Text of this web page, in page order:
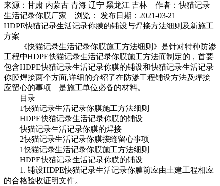
来源：甘肃 内蒙古 青海 辽宁 黑龙江 吉林 作者：快猫记录
生活记录你膜厂家 浏览：
发布日期：2021-03-21
HDPE快猫记录生活记录你膜的铺设与焊接方法细则及新施工
方案
《快猫记录生活记录你膜施工方法细则》是针对特种防渗
工程中HDPE快猫记录生活记录你膜施工方法而制定的，首要
包含HDPE快猫记录生活记录你膜的铺设和快猫记录生活记录
你膜焊接两个方面,详细的介绍了在防渗工程铺设方法及焊接
应留心的事项，是施工单位必备的材料。
目录
1快猫记录生活记录你膜施工方法细则
HDPE快猫记录生活记录你膜的铺设
快猫记录生活记录你膜的焊接
2快猫记录生活记录你膜接缝留心事项
1快猫记录生活记录你膜施工方法细则
HDPE快猫记录生活记录你膜的铺设
1. 铺设HDPE快猫记录生活记录你膜前应由土建工程相应
的合格验收证明文件。